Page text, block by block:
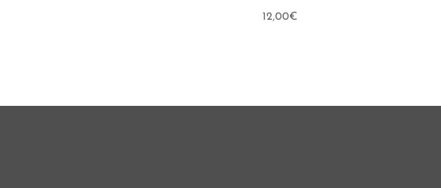
12,00€